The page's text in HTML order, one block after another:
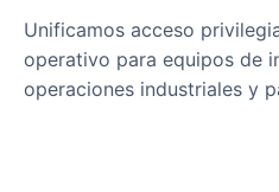
Unificamos acceso
operativo para equipos de
operaciones industriales y